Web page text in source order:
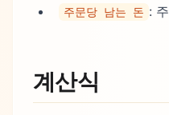
주문당 남는 돈 :
계산식